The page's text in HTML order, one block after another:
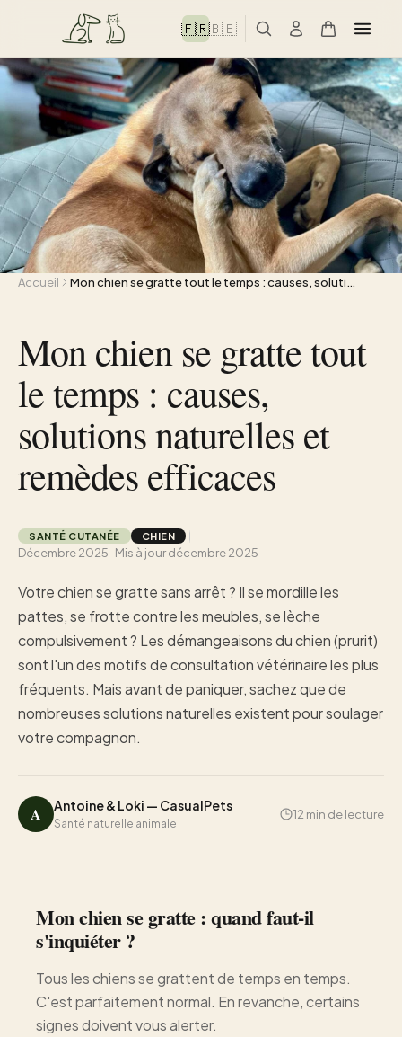
🇫🇷🇧🇪
Accueil Mon chien se gratte tout le temps : causes, soluti…
Mon chien se gratte tout
le temps : causes,
solutions naturelles et
remèdes efficaces
SANTÉ CUTANÉE CHIEN
Décembre 2025 · Mis à jour décembre 2025
Votre chien se gratte sans arrêt ? Il se mordille les
pattes, se frotte contre les meubles, se lèche
compulsivement ? Les démangeaisons du chien (prurit)
sont l'un des motifs de consultation vétérinaire les plus
fréquents. Mais avant de paniquer, sachez que de
nombreuses solutions naturelles existent pour soulager
votre compagnon.
A Antoine & Loki — CasualPets
Santé naturelle animale
12 min de lecture
Mon chien se gratte : quand faut-il
s'inquiéter ?
Tous les chiens se grattent de temps en temps.
C'est parfaitement normal. En revanche, certains
signes doivent vous alerter.